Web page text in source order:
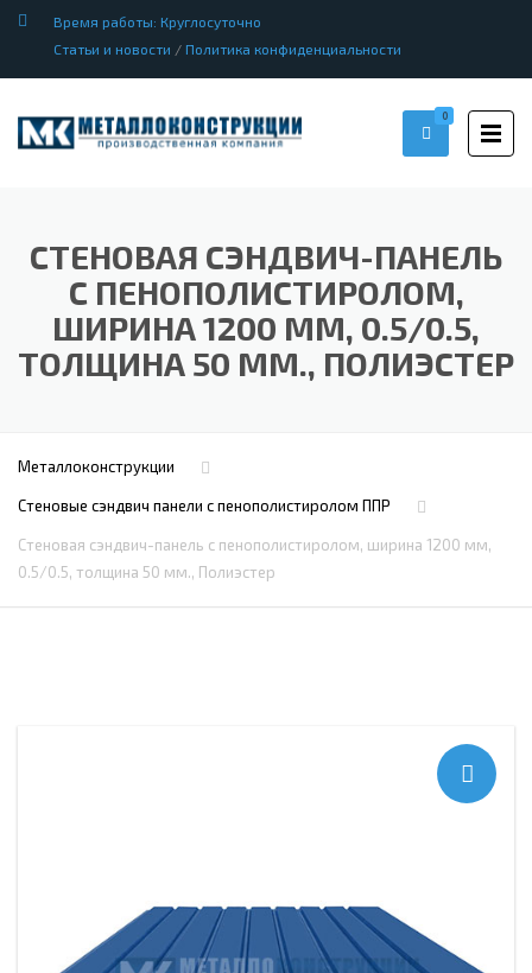
Время работы: Круглосуточно
Статьи и новости / Политика конфиденциальности
0
СТЕНОВАЯ СЭНДВИЧ-ПАНЕЛЬ
С ПЕНОПОЛИСТИРОЛОМ,
ШИРИНА 1200 ММ, 0.5/0.5,
ТОЛЩИНА 50 ММ., ПОЛИЭСТЕР
Металлоконструкции
Стеновые сэндвич панели с пенополистиролом ППР
Стеновая сэндвич-панель с пенополистиролом, ширина 1200 мм,
0.5/0.5, толщина 50 мм., Полиэстер